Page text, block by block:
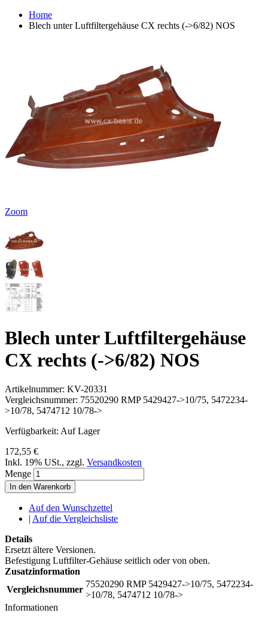
Home
Blech unter Luftfiltergehäuse CX rechts (->6/82) NOS
Zoom
Blech unter Luftfiltergehäuse
CX rechts (->6/82) NOS
Artikelnummer: KV-20331
Vergleichsnummer: 75520290 RMP 5429427->10/75, 5472234-
>10/78, 5474712 10/78->
Verfügbarkeit: Auf Lager
172,55 €
Inkl. 19% USt., zzgl. Versandkosten
Menge
In den Warenkorb
Auf den Wunschzettel
| Auf die Vergleichsliste
Details
Ersetzt ältere Versionen.
Befestigung Luftfilter-Gehäuse seitlich oder von oben.
Zusatzinformation
Vergleichsnummer
75520290 RMP 5429427->10/75, 5472234-
>10/78, 5474712 10/78->
Informationen